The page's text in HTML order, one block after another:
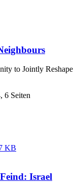
to Jointly Reshape
6 Seiten
KB
Israel